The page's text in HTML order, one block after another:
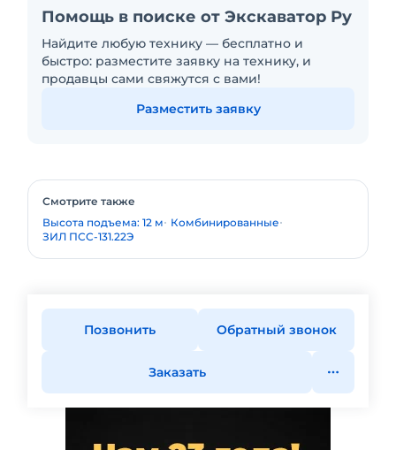
Помощь в поиске от Экскаватор Ру
Найдите любую технику — бесплатно и
быстро: разместите заявку на технику, и
продавцы сами свяжутся с вами!
Разместить заявку
Смотрите также
Высота подъема: 12 м
Комбинированные
ЗИЛ ПСС-131.22Э
Позвонить Обратный звонок
Заказать